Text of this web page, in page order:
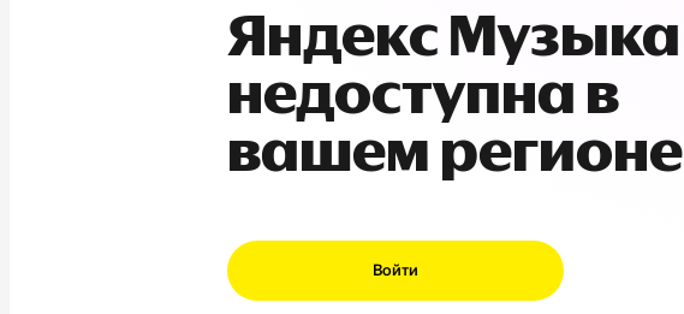
Яндекс Музыка
недоступна в
вашем регионе
Войти